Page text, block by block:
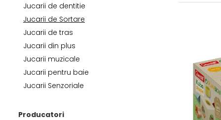
Jucarii de Sortare
Jucarii de tras
Jucarii din plus
Jucarii muzicale
Jucarii pentru baie
Jucarii Senzoriale
PAPUSI
Jucarii de dentitie
Jucarii de Sortare
Jucarii de tras
Jucarii din plus
Jucarii muzicale
Jucarii pentru baie
Jucarii Senzoriale
Producatori